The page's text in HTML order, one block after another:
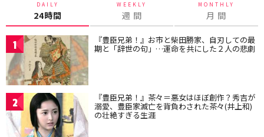
DAILY
24時間
WEEKLY
週 間
MONTHLY
月 間
1 『豊臣兄弟！』お市と柴田勝家、自刃しての最
期と「辞世の句」…運命を共にした２人の悲劇
2 『豊臣兄弟！』茶々＝悪女はほぼ創作？秀吉が
溺愛、豊臣家滅亡を背負わされた茶々(井上和)
の壮絶すぎる生涯